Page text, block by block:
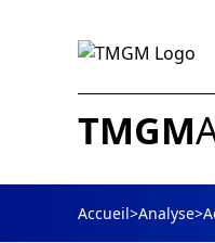
TMGM
Accueil>Analyse>